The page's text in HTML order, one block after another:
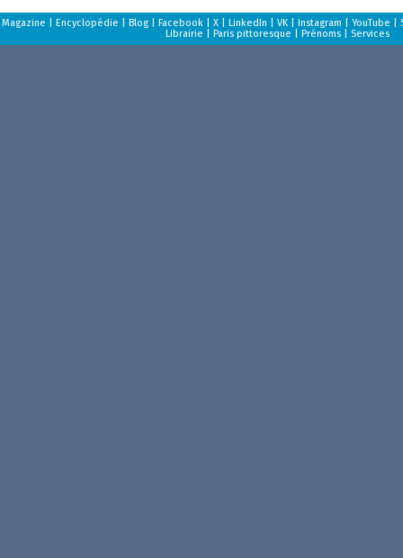
Magazine Encyclopédie Blog| Facebook| X| LinkedIn VK| Instagram YouTube
Librairie
Paris pittoresque Prénoms| Services